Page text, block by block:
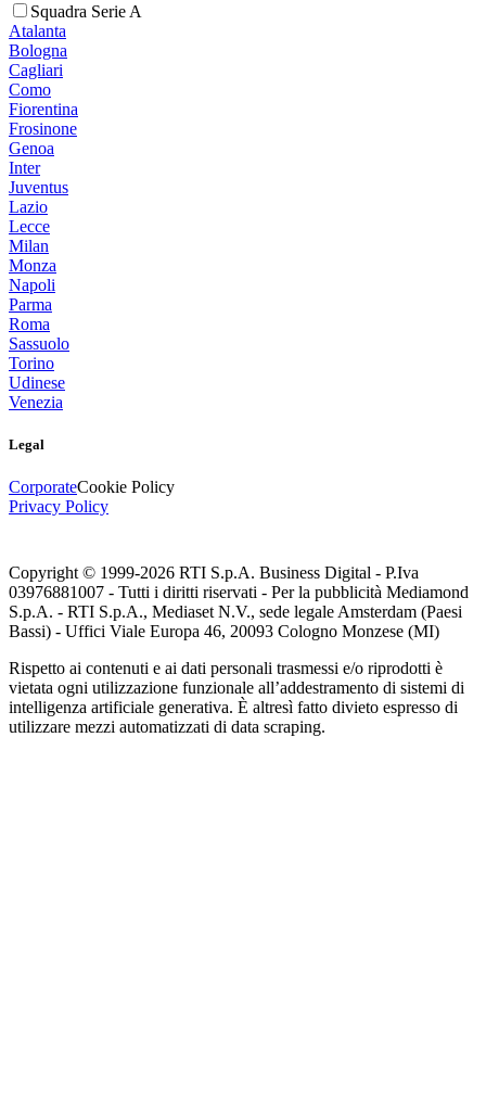
Squadra Serie A
Atalanta
Bologna
Cagliari
Como
Fiorentina
Frosinone
Genoa
Inter
Juventus
Lazio
Lecce
Milan
Monza
Napoli
Parma
Roma
Sassuolo
Torino
Udinese
Venezia
Legal
CorporateCookie Policy
Privacy Policy
Copyright © 1999-2026 RTI S.p.A. Business Digital - P.Iva
03976881007 - Tutti i diritti riservati - Per la pubblicità Mediamond
S.p.A. - RTI S.p.A., Mediaset N.V., sede legale Amsterdam (Paesi
Bassi) - Uffici Viale Europa 46, 20093 Cologno Monzese (MI)
Rispetto ai contenuti e ai dati personali trasmessi e/o riprodotti è
vietata ogni utilizzazione funzionale all’addestramento di sistemi di
intelligenza artificiale generativa. È altresì fatto divieto espresso di
utilizzare mezzi automatizzati di data scraping.